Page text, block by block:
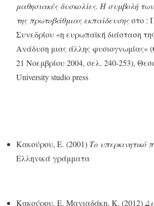
μαθησιακές δυσκολίες. Η συμβολή
της πρωτοβάθμιας εκπαίδευσηςστο :
Συνεδρίου «η ευρωπαϊκή διάσταση
Ανάδυση μιας άλλης φυσιογνωμίας»
21 Νοεμβρίου 2004, σελ. 240-253),
University studio press
Κακούρου, Ε. (2001) Το υπερκινητικό
Ελληνικά γράμματα
Κακούρου, Ε. Μανιαδάκη, Κ. (2012)